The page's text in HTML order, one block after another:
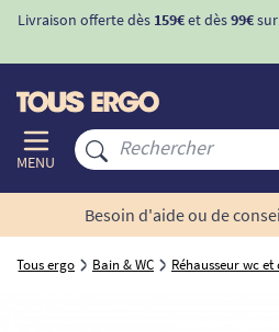
Livraison offerte dès 159€et dès99€
MENU
Besoin d'aide ou de
Tous ergo Bain & WC Réhausseur wc